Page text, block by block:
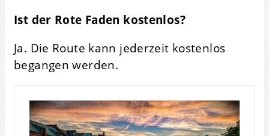
Ist der Rote Faden kostenlos?
Ja. Die Route kann jederzeit kostenlos
begangen werden.